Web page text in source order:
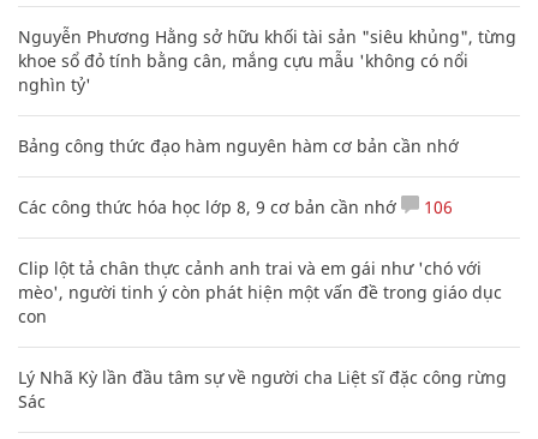
Nguyễn Phương Hằng sở hữu khối tài sản "siêu khủng", từng
khoe sổ đỏ tính bằng cân, mắng cựu mẫu 'không có nổi
nghìn tỷ'
Bảng công thức đạo hàm nguyên hàm cơ bản cần nhớ
Các công thức hóa học lớp 8, 9 cơ bản cần nhớ 106
Clip lột tả chân thực cảnh anh trai và em gái như 'chó với
mèo', người tinh ý còn phát hiện một vấn đề trong giáo dục
con
Lý Nhã Kỳ lần đầu tâm sự về người cha Liệt sĩ đặc công rừng
Sác